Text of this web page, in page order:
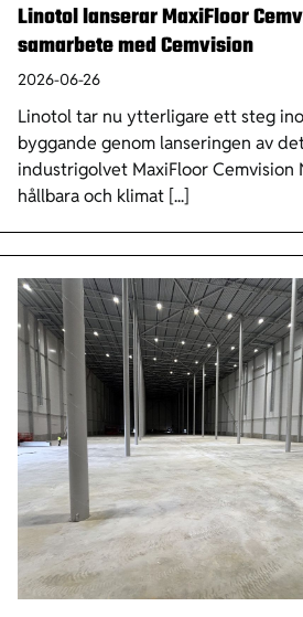
Linotol lanserar MaxiFloor
samarbete med Cemvision
2026-06-26
Linotol tar nu ytterligare ett steg
byggande genom lanseringen av
industrigolvet MaxiFloor Cemvision
hållbara och klimat [...]